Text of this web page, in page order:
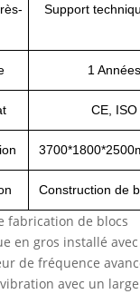
Support
1 Années
CE, ISO
Construction de
fabrication de blocs
en gros installé
de fréquence
avec un